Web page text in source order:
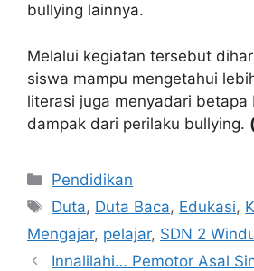
bullying lainnya.
Melalui kegiatan tersebut
siswa mampu mengetahui
literasi juga menyadari betapa
dampak dari perilaku bullying.
Kategori
Pendidikan
Tag
Duta, Duta Baca, Edukasi,
Mengajar, pelajar, SDN 2
Innalilahi… Pemotor Asal